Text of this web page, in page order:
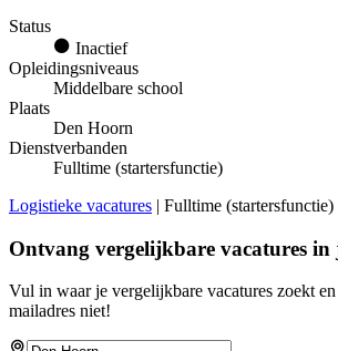
Status
Inactief
Opleidingsniveaus
Middelbare school
Plaats
Den Hoorn
Dienstverbanden
Fulltime (startersfunctie)
Logistieke vacatures | Fulltime
Ontvang vergelijkbare vacatures in
Vul in waar je vergelijkbare vacatures zoekt
mailadres niet!